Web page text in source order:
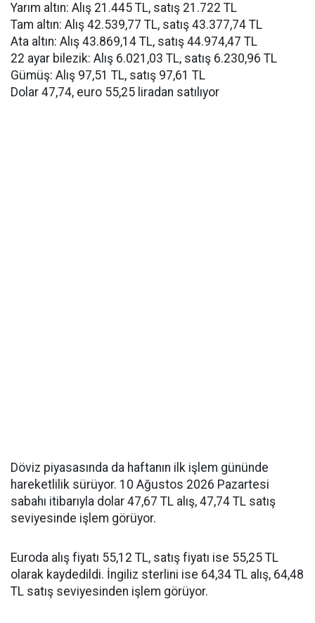
Yarım altın: Alış 21.445 TL, satış 21.722 TL
Tam altın: Alış 42.539,77 TL, satış 43.377,74 TL
Ata altın: Alış 43.869,14 TL, satış 44.974,47 TL
22 ayar bilezik: Alış 6.021,03 TL, satış 6.230,96 TL
Gümüş: Alış 97,51 TL, satış 97,61 TL
Dolar 47,74, euro 55,25 liradan satılıyor
Döviz piyasasında da haftanın ilk işlem gününde
hareketlilik sürüyor. 10 Ağustos 2026 Pazartesi
sabahı itibarıyla dolar 47,67 TL alış, 47,74 TL satış
seviyesinde işlem görüyor.
Euroda alış fiyatı 55,12 TL, satış fiyatı ise 55,25 TL
olarak kaydedildi. İngiliz sterlini ise 64,34 TL alış, 64,48
TL satış seviyesinden işlem görüyor.